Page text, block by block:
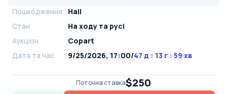
Пошкодження
Hail
Стан
На ​​ходу та русі
Аукціон
Copart
Дата та час
9/25/2026, 17:00/47 д : 13 г : 59 хв
Поточна ставка$250